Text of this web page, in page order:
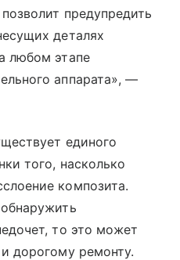
предупредить
деталях
любом этапе
аппарата», —
единого
того, насколько
композита.
то это может
дорогому ремонту.